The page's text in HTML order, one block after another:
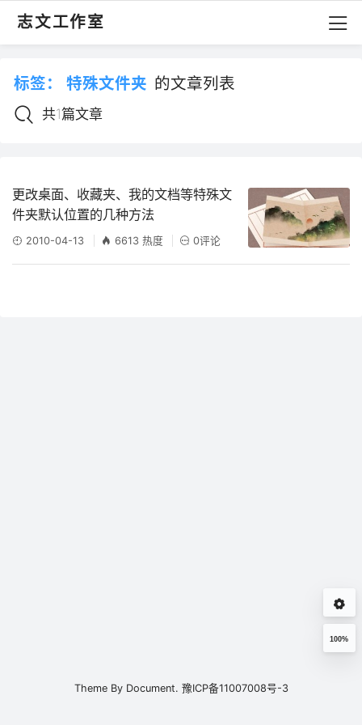
志文工作室
标签： 特殊文件夹 的文章列表
共1篇文章
更改桌面、收藏夹、我的文档等特殊文
件夹默认位置的几种方法
2010-04-13 6613 热度 0评论
100%
Theme By Document. 豫ICP备11007008号-3